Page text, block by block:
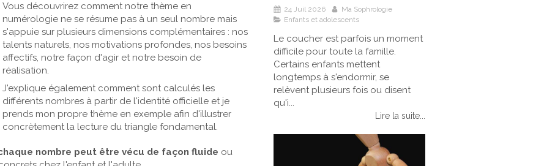
Vous découvrirez comment notre thème en
numérologie ne se résume pas à un seul nombre mais
s'appuie sur plusieurs dimensions complémentaires : nos
talents naturels, nos motivations profondes, nos besoins
affectifs, notre façon d'agir et notre besoin de
réalisation.
J'explique également comment sont calculés les
différents nombres à partir de l'identité officielle et je
prends mon propre thème en exemple afin d'illustrer
concrètement la lecture du triangle fondamental.
nombre peut être vécu de façon fluide ou
24 Juil 2026
Ma Sophrologie
Enfants et adolescents
Le coucher est parfois un moment
difficile pour toute la famille.
Certains enfants mettent
longtemps à s'endormir, se
relèvent plusieurs fois ou disent
qu'i...
Lire la suite...